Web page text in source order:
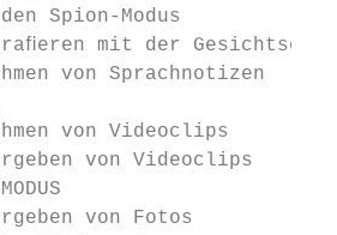
Spion-Modus
mit der
von Sprachnotizen
von Videoclips
von Videoclips
von Fotos